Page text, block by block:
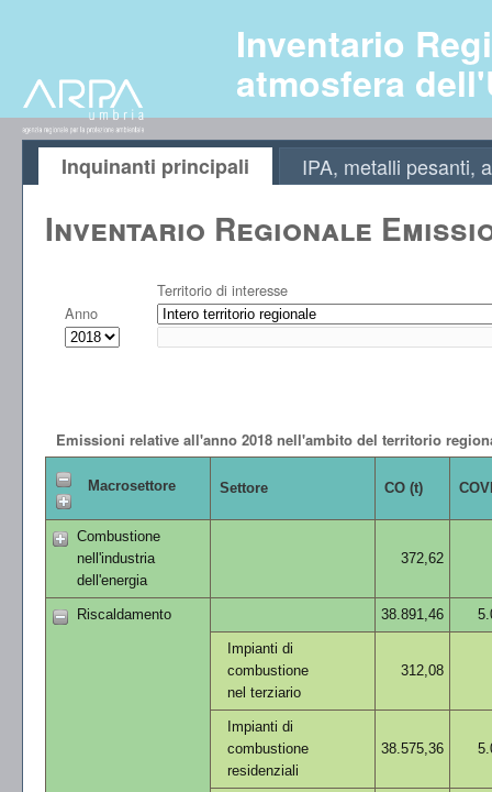
Inventario
atmosfera
Inquinanti principali IPA, metalli pesanti,
Inventario Regionale
Anno
Territorio di interesse
Emissioni relative all'anno 2018 nell'ambito del territorio
Macrosettore Settore CO (t)
Combustione
nell'industria
dell'energia
372,62
Riscaldamento 38.891,46
Impianti di
combustione
nel terziario
312,08
Impianti di
combustione
residenziali
38.575,36